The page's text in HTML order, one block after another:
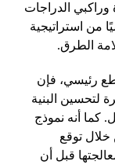
وراكبي الدراجات
من استراتيجية
الطرق.
رئيسي، فإن
لتحسين البنية
كما أنه نموذج
خلال توقع
قبل أن